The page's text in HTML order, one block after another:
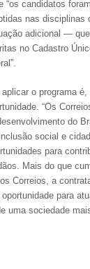
“os candidatos
nas disciplinas
adicional —
no Cadastro
o programa
“Os
do
social e
para
Mais do que
Correios, a
para
uma sociedade